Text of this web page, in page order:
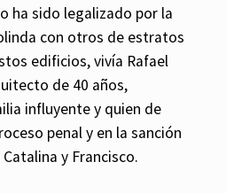
ha sido legalizado por la
con otros de estratos
edificios, vivía Rafael
de 40 años,
influyente y quien de
penal y en la sanción
y Francisco.